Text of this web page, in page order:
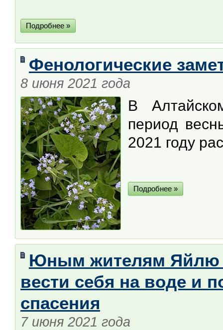
Подробнее »
Фенологические
8 июня 2021 года
В
период
2021 году
Подробнее »
Юным жителям Яйлю
вести себя на воде и
спасения
7 июня 2021 года